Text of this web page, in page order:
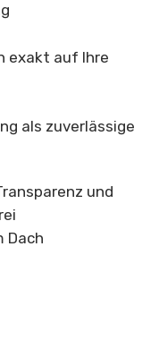
exakt auf Ihre
als zuverlässige
und
Dach